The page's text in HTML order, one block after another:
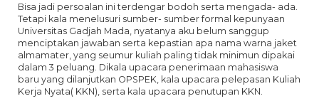
Bisa jadi persoalan ini terdengar bodoh serta mengada- ada.
Tetapi kala menelusuri sumber- sumber formal kepunyaan
Universitas Gadjah Mada, nyatanya aku belum sanggup
menciptakan jawaban serta kepastian apa nama warna jaket
almamater, yang seumur kuliah paling tidak minimun dipakai
dalam 3 peluang. Dikala upacara penerimaan mahasiswa
baru yang dilanjutkan OPSPEK, kala upacara pelepasan Kuliah
Kerja Nyata( KKN), serta kala upacara penutupan KKN.